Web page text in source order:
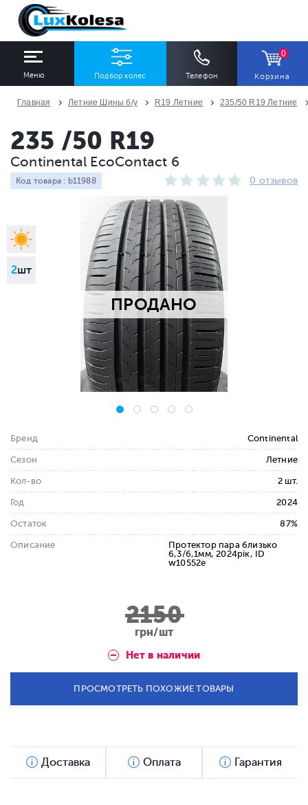
Меню Подбор колес Телефон
0
Корзина
Ширина
Все
Профиль
Все
Все
Количество
Все
ПОДОБРАТЬ
Главная Летние Шины б/у R19 Летние 235/50 R19 Летние
ПРОДАНО
2шт
235 /50 R19
Continental EcoContact 6
Код товара : b11988 0 отзывов
Бренд Continental
Сезон Летние
Кол-во 2 шт.
Год 2024
Остаток 87%
Описание
Протектор пара близько
6,3/6,1мм, 2024рік, ID
w10552e
2150
грн/шт
Нет в наличии
ПРОСМОТРЕТЬ ПОХОЖИЕ ТОВАРЫ
Доставка Оплата Гарантия